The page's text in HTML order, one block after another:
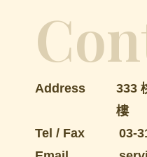
Address
333
樓
Tel / Fax
03-